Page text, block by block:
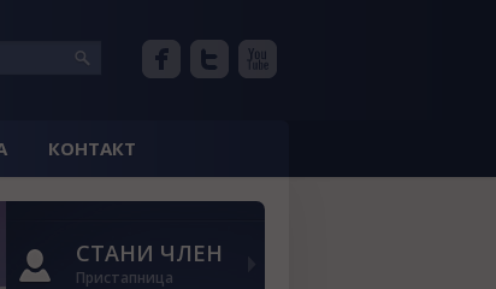
КОНТАКТ
СТАНИ ЧЛЕН
Пристапница